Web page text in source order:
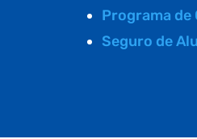
Programa de
Seguro de